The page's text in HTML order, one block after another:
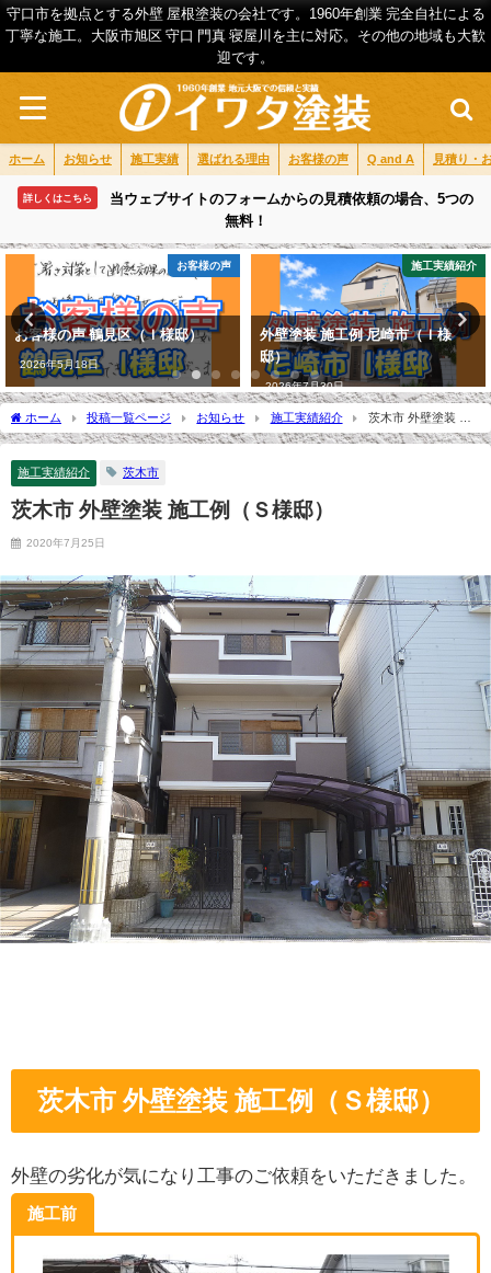
守口市を拠点とする外壁 屋根塗装の会社です。1960年創業 完全自社による
丁寧な施工。大阪市旭区 守口 門真 寝屋川を主に対応。その他の地域も大歓
迎です。
ホーム お知らせ 施工実績 選ばれる理由 お客様の声 Q and A 見積り・
詳しくはこちら
当ウェブサイトのフォームからの見積依頼の場合、5つの
無料！
施工実績紹介
外壁塗装 施工例 尼崎市（Ｉ様
邸）
2026年7月30日
施工実績紹介
外壁塗装 施工例 東淀川区（Ｋ様
邸）
2026年7月8日
ホーム 投稿一覧ページ お知らせ 施工実績紹介
茨木市 外壁塗装 施
工例（Ｓ様邸）
施工実績紹介 茨木市
茨木市 外壁塗装 施工例（Ｓ様邸）
2020年7月25日
茨木市 外壁塗装 施工例（Ｓ様邸）
外壁の劣化が気になり工事のご依頼をいただきました。
施工前